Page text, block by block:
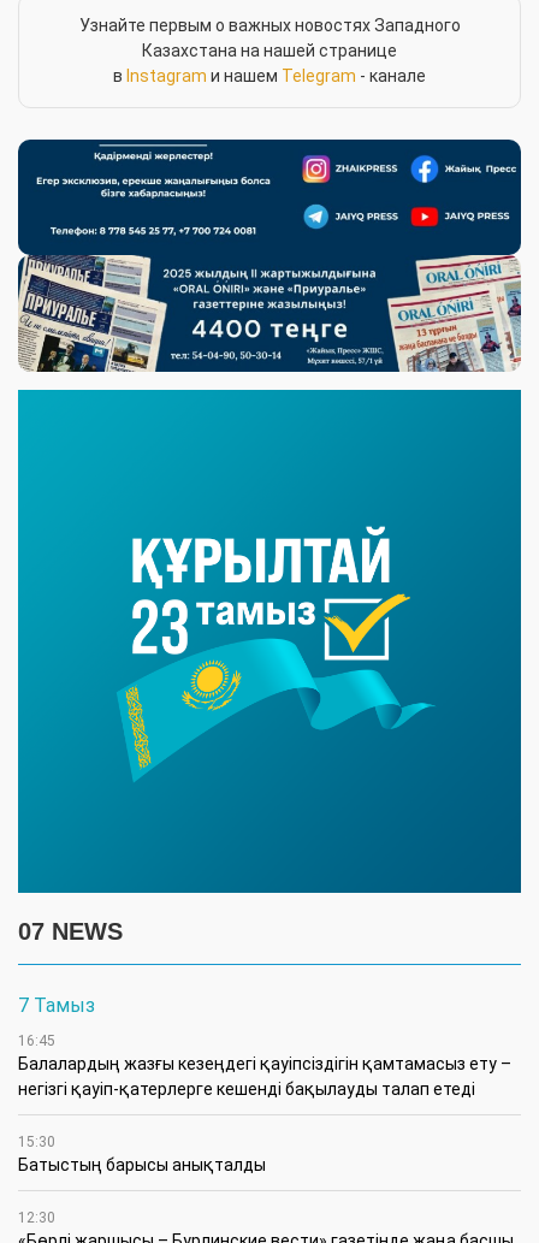
Узнайте первым о важных новостях Западного
Казахстана на нашей странице
в Instagram и нашем Telegram - канале
07 NEWS
7 Тамыз
16:45
Балалардың жазғы кезеңдегі қауіпсіздігін қамтамасыз ету –
негізгі қауіп-қатерлерге кешенді бақылауды талап етеді
15:30
Батыстың барысы анықталды
12:30